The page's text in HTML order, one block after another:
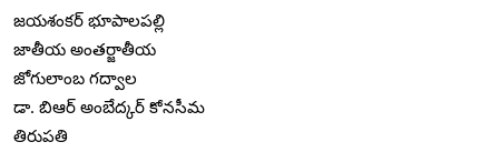
జయశంకర్ భూపాలపల్లి
జాతీయ అంతర్జాతీయ
జోగులాంబ గద్వాల
డా. బిఆర్ అంబేద్కర్ కోనసీమ
తిరుపతి